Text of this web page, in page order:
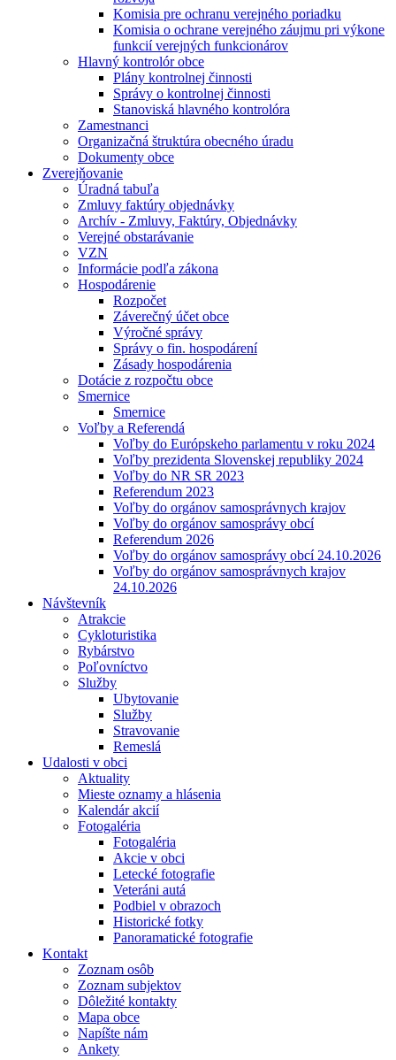
Komisia pre ochranu verejného poriadku
Komisia o ochrane verejného záujmu pri výkone
funkcií verejných funkcionárov
Hlavný kontrolór obce
Plány kontrolnej činnosti
Správy o kontrolnej činnosti
Stanoviská hlavného kontrolóra
Zamestnanci
Organizačná štruktúra obecného úradu
Dokumenty obce
Zverejňovanie
Úradná tabuľa
Zmluvy faktúry objednávky
Archív - Zmluvy, Faktúry, Objednávky
Verejné obstarávanie
VZN
Informácie podľa zákona
Hospodárenie
Rozpočet
Záverečný účet obce
Výročné správy
Správy o fin. hospodárení
Zásady hospodárenia
Dotácie z rozpočtu obce
Smernice
Smernice
Voľby a Referendá
Voľby do Európskeho parlamentu v roku 2024
Voľby prezidenta Slovenskej republiky 2024
Voľby do NR SR 2023
Referendum 2023
Voľby do orgánov samosprávnych krajov
Voľby do orgánov samosprávy obcí
Referendum 2026
Voľby do orgánov samosprávy obcí 24.10.2026
Voľby do orgánov samosprávnych krajov
24.10.2026
Návštevník
Atrakcie
Cykloturistika
Rybárstvo
Poľovníctvo
Služby
Ubytovanie
Služby
Stravovanie
Remeslá
Udalosti v obci
Aktuality
Mieste oznamy a hlásenia
Kalendár akcií
Fotogaléria
Fotogaléria
Akcie v obci
Letecké fotografie
Veteráni autá
Podbiel v obrazoch
Historické fotky
Panoramatické fotografie
Kontakt
Zoznam osôb
Zoznam subjektov
Dôležité kontakty
Mapa obce
Napíšte nám
Ankety